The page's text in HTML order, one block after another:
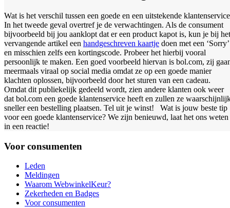
Wat is het verschil tussen een goede en een uitstekende
In het tweede geval overtref je de verwachtingen. Als de consument
bijvoorbeeld bij jou aanklopt dat er een product kapot is, kun je bij het
vervangende artikel een handgeschreven kaartje doen met een ‘Sorry’
en misschien zelfs een kortingscode. Probeer het hierbij vooral
persoonlijk te maken. Een goed voorbeeld hiervan is bol.com, zij
meermaals viraal op social media omdat ze op een goede manier
klachten oplossen, bijvoorbeeld door het sturen van een cadeau.
Omdat dit publiekelijk gedeeld wordt, zien andere klanten ook weer
dat bol.com een goede klantenservice heeft en zullen ze
sneller een bestelling plaatsen. Tel uit je winst! Wat is jouw beste tip
voor een goede klantenservice? We zijn benieuwd, laat het ons weten
in een reactie!
Voor consumenten
Leden
Meldingen
Waarom WebwinkelKeur?
Zekerheden en Badges
Voor consumenten